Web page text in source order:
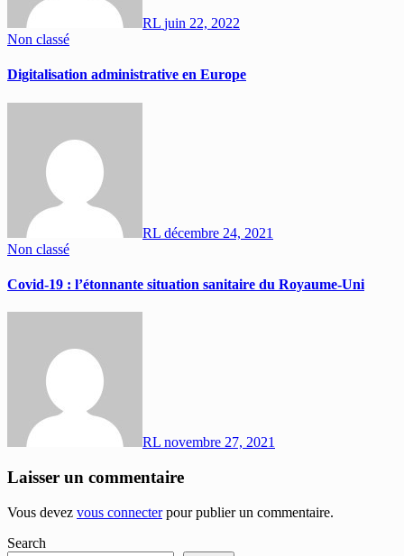
RL juin 22, 2022
Non classé
Digitalisation administrative en Europe
RL décembre 24, 2021
Non classé
Covid-19 : l’étonnante situation sanitaire du Royaume-Uni
RL novembre 27, 2021
Laisser un commentaire
Vous devez vous connecterpour publier un commentaire.
Search